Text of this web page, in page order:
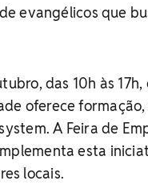
evangélicos que
das 10h às
oferece
A Feira de
esta
locais.